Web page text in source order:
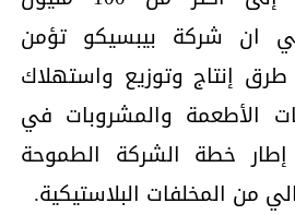
ان شركة بيبسيكو تؤمن
إنتاج وتوزيع واستهلاك
الأطعمة والمشروبات في
خطة الشركة الطموحة
من المخلفات البلاستيكية.